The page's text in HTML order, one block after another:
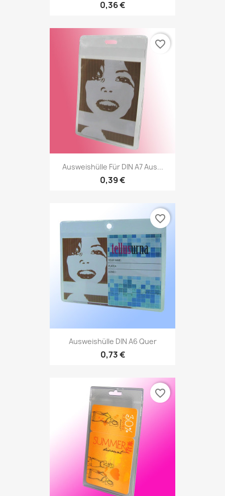
0,36 €
Ausweishülle Für DIN A7 Aus...
0,39 €
favorite_border
Ausweishülle DIN A6 Quer
0,73 €
favorite_border
favorite_border